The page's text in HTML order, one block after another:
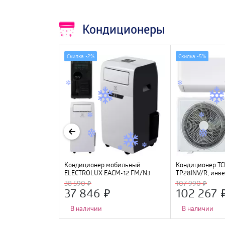
Кондиционеры
Кондиционер мобильный
ELECTROLUX EACM-12 FM/N3
38 590
37 846
В наличии
Скидка -2%
Кондиционер
TP28INV/R,
107 990
102 267
В наличии
Скидка -5%